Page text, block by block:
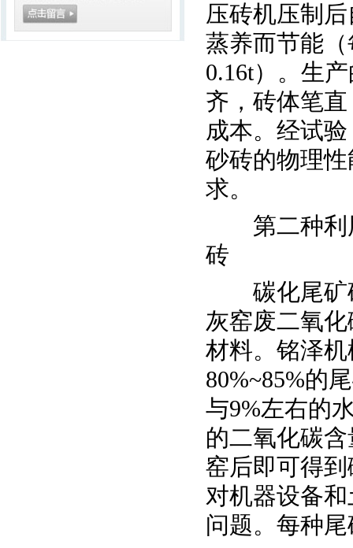
压砖机压制
蒸养而节能
0.16t）。生
齐，砖体笔
成本。经试
砂砖的物理
求。
第二种利用
砖
碳化尾矿砖
灰窑废二氧
材料。铭泽
80%~85%的
与9%左右的
的二氧化碳
窑后即可得
对机器设备
问题。每种